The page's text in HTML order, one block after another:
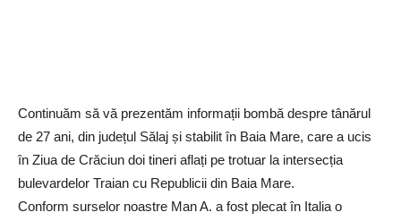
Continuăm să vă prezentăm informații bombă despre tânărul
de 27 ani, din județul Sălaj și stabilit în Baia Mare, care a ucis
în Ziua de Crăciun doi tineri aflați pe trotuar la intersecția
bulevardelor Traian cu Republicii din Baia Mare.
Conform surselor noastre Man A. a fost plecat în Italia o